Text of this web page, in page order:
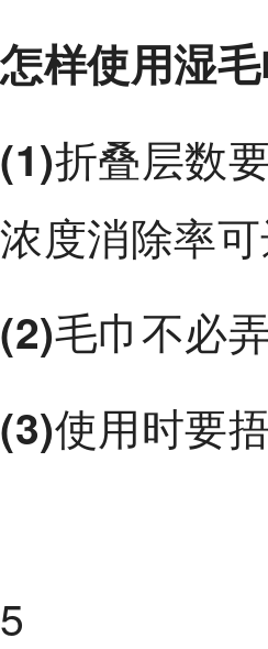
怎样使用湿
(1)折叠层数
浓度消除率可
(2)毛巾不必弄
(3)使用时要
5